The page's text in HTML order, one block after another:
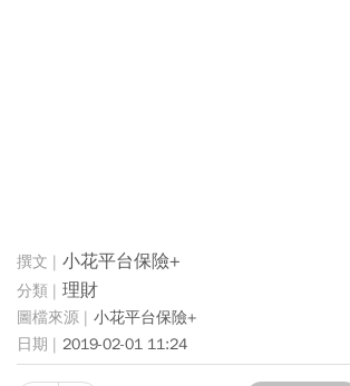
小花平台保險+
理財
小花平台保險+
2019-02-01 11:24